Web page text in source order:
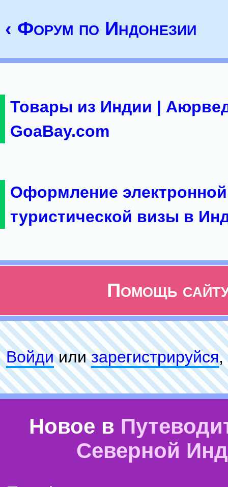
‹ Форум по Индонезии
Товары из Индии |
GoaBay.com
Оформление электронной
туристической визы в
Помощь
Войдиилизарeгиcтpируйся,
Новое в
Северной